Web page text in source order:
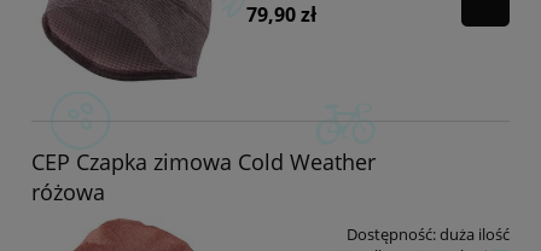
79,90 zł
CEP Czapka zimowa Cold Weather
różowa
Dostępność:duża ilość